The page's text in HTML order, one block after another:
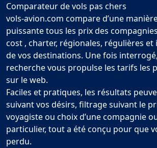
Comparateur de vols pas chers
vols-avion.com compare d’une
puissante tous les prix des
cost , charter, régionales, régulières
de vos destinations. Une fois
recherche vous propulse les tarifs les
sur le web.
Faciles et pratiques, les résultats
suivant vos désirs, filtrage suivant le
voyagiste ou choix d’une compagnie
particulier, tout a été conçu pour que
perdu.